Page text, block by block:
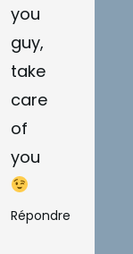
you
guy,
take
care
of
you
Répondre